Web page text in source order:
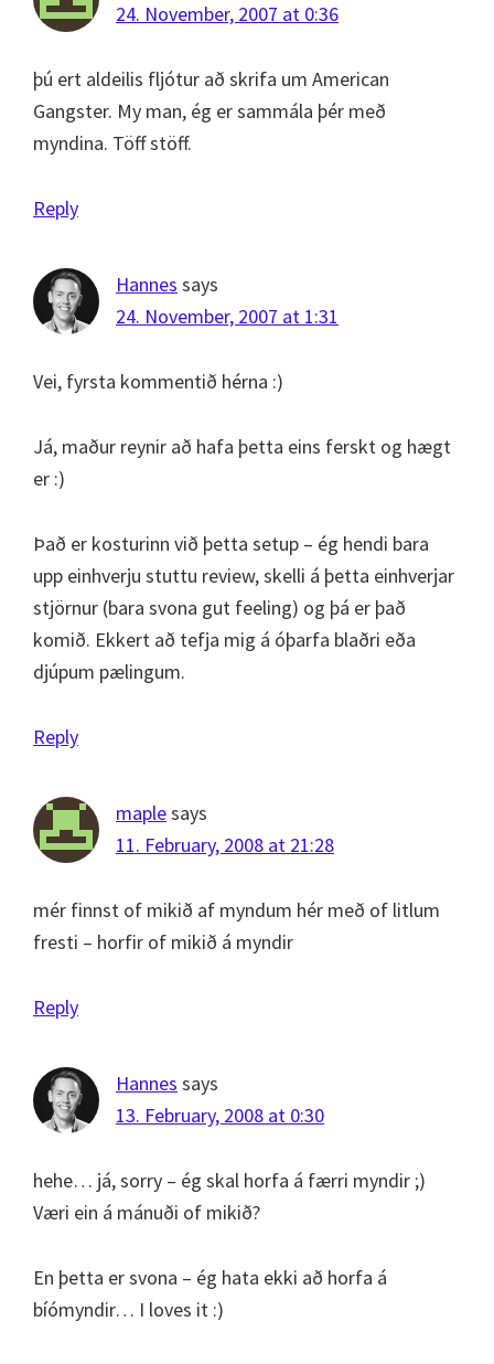
24. November, 2007 at 0:36
þú ert aldeilis fljótur að skrifa um American
Gangster. My man, ég er sammála þér með
myndina. Töff stöff.
Reply
Hannes says
24. November, 2007 at 1:31
Vei, fyrsta kommentið hérna :)
Já, maður reynir að hafa þetta eins ferskt og hægt
er :)
Það er kosturinn við þetta setup – ég hendi bara
upp einhverju stuttu review, skelli á þetta einhverjar
stjörnur (bara svona gut feeling) og þá er það
komið. Ekkert að tefja mig á óþarfa blaðri eða
djúpum pælingum.
Reply
maplesays
11. February, 2008 at 21:28
mér finnst of mikið af myndum hér með of litlum
fresti – horfir of mikið á myndir
Reply
Hannes says
13. February, 2008 at 0:30
hehe… já, sorry – ég skal horfa á færri myndir ;)
Væri ein á mánuði of mikið?
En þetta er svona – ég hata ekki að horfa á
bíómyndir… I loves it :)